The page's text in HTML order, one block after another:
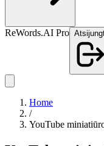
ReWords.AI Pro
Home
/
YouTube